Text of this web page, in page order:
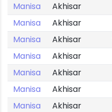
Manisa
Akhisar
Manisa
Akhisar
Manisa
Akhisar
Manisa
Akhisar
Manisa
Akhisar
Manisa
Akhisar
Manisa
Akhisar